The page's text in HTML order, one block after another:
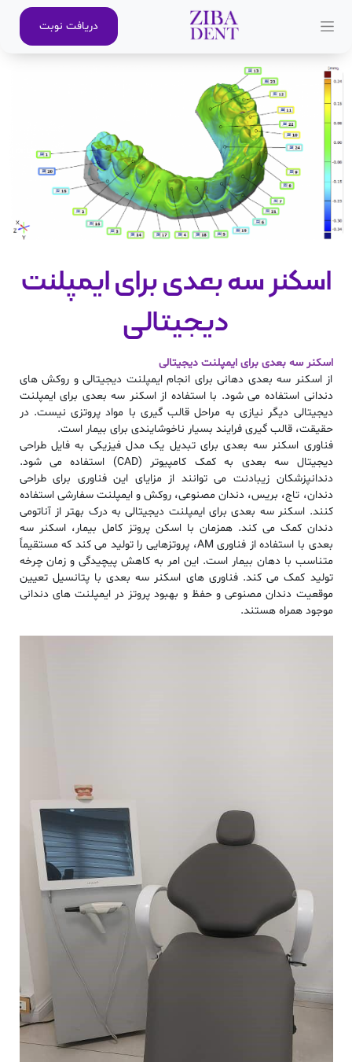
دریافت نوبت
اسکنر سه بعدی برای ایمپلنت
دیجیتالی
اسکنر سه بعدی برای ایمپلنت دیجیتالی
از اسکنر سه بعدی دهانی برای انجام ایمپلنت دیجیتالی و روکش های
دندانی استفاده می شود. با استفاده از اسکنر سه بعدی برای ایمپلنت
دیجیتالی دیگر نیازی به مراحل قالب گیری با مواد پروتزی نیست. در
حقیقت، قالب گیری فرایند بسیار ناخوشایندی برای بیمار است.
فناوری اسکنر سه بعدی برای تبدیل یک مدل فیزیکی به فایل طراحی
دیجیتال سه بعدی به کمک کامپیوتر (CAD) استفاده می شود.
دندانپزشکان زیبادنت می توانند از مزایای این فناوری برای طراحی
دندان، تاج، بریس، دندان مصنوعی، روکش و ایمپلنت سفارشی استفاده
کنند. اسکنر سه بعدی برای ایمپلنت دیجیتالی به درک بهتر از آناتومی
دندان کمک می کند. همزمان با اسکن پروتز کامل بیمار، اسکنر سه
بعدی با استفاده از فناوری AM، پروتزهایی را تولید می کند که مستقیماً
متناسب با دهان بیمار است. این امر به کاهش پیچیدگی و زمان چرخه
تولید کمک می کند. فناوری‌ های اسکنر سه ‌بعدی با پتانسیل تعیین
موقعیت دندان مصنوعی و حفظ و بهبود پروتز در ایمپلنت ‌های دندانی
موجود همراه هستند.